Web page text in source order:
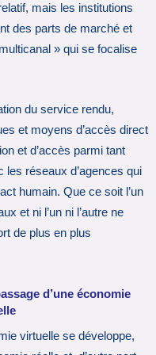
mais les institutions
des parts de marché et
» qui se focalise
du service rendu,
et moyens d’accès direct
et d’accès parmi tant
les réseaux d’agences qui
humain. Que ce soit l’un
et ni l’un ni l’autre ne
de plus en plus
économie
virtuelle se développe,